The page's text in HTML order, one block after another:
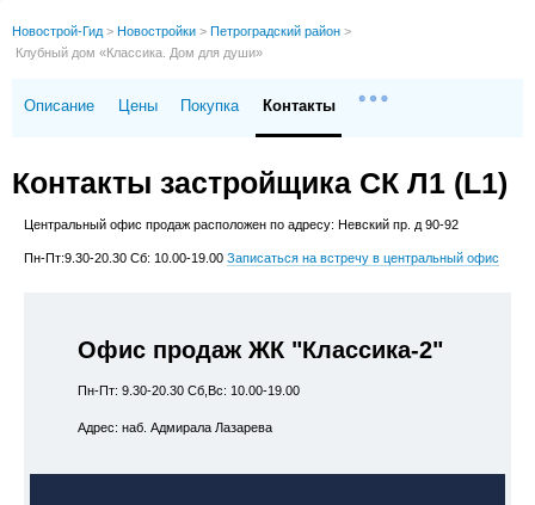
Новострой-Гид > Новостройки > Петроградский район >
Клубный дом «Классика. Дом для души»
Описание Цены Покупка Контакты
Контакты застройщика СК Л1 (L1)
Центральный офис продаж расположен по адресу: Невский пр. д 90-92
Пн-Пт:9.30-20.30 Сб: 10.00-19.00Записаться на встречу в центральный офис
Офис продаж ЖК "Классика-2"
Пн-Пт: 9.30-20.30 Сб,Вс: 10.00-19.00
Адрес: наб. Адмирала Лазарева